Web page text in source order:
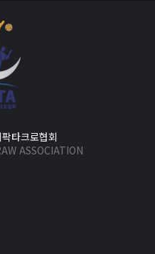
타크로협회
ASSOCIATION